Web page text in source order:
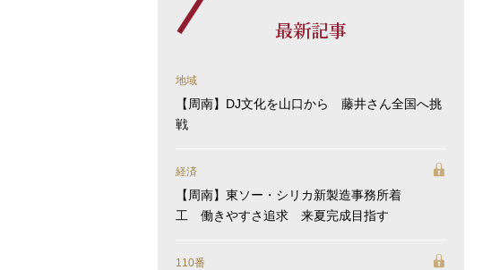
最新記事
地域
【周南】DJ文化を山口から 藤井さん全国へ挑
戦
経済
【周南】東ソー・シリカ新製造事務所着
工 働きやすさ追求 来夏完成目指す
110番